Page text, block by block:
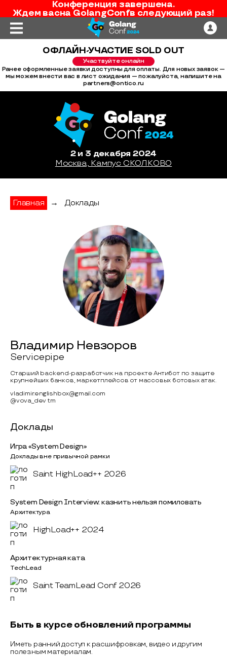
Конференция завершена.
Ждем васна GolangConfв следующий раз!
ОФЛАЙН-УЧАСТИЕ SOLD OUT
Участвуйте онлайн
Ранее оформленные заявки доступны для оплаты. Для новых заявок —
мы можем внести вас в лист ожидания — пожалуйста, напишите на
partners@ontico.ru
2 и 3 декабря 2024
Москва, Кампус СКОЛКОВО
Главная → Доклады
Владимир Невзоров
Servicepipe
Старший backend-разработчик на проекте Антибот по защите
крупнейших банков, маркетплейсов от массовых ботовых атак.
vladimir.englishbox@gmail.com
@vova_dev tm
Доклады
Игра «System Design»
Доклады вне привычной рамки
Saint HighLoad++ 2026
System Design Interview: казнить нельзя помиловать
Архитектура
HighLoad++ 2024
Архитектурная ката
TechLead
Saint TeamLead Conf 2026
Быть в курсе обновлений программы
Иметь ранний доступ к расшифровкам, видео и другим
полезным материалам.